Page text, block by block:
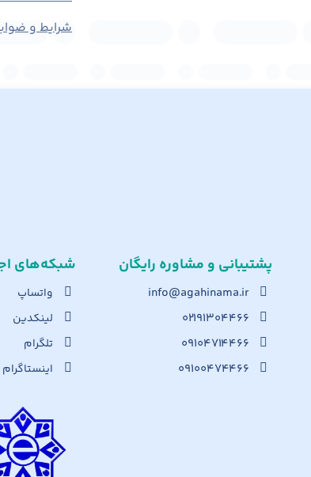
شرایط و
شبکه‌های
واتساپ
لینکدین
تلگرام
اینستاگرام
پشتیبانی و مشاوره رایگان
info@agahinama.ir
۰۲۱۹۱۳۰۴۴۶۶
۰۹۱۰۴۷۱۴۴۶۶
۰۹۱۰۰۴۷۴۴۶۶